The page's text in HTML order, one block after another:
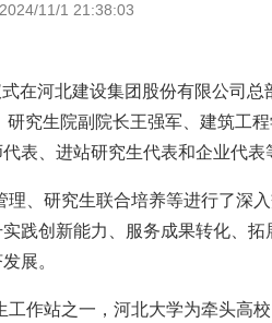
2024/11/1 21:38:03
在河北建设集团股份有限公司 总
研究生院副院长王强军、建筑工
表、进站研究生代表和企业代表
、研究生联合培养等进行了深
践创新能力、服务成果转化、
展。
作站之一，河北大学为牵头高校